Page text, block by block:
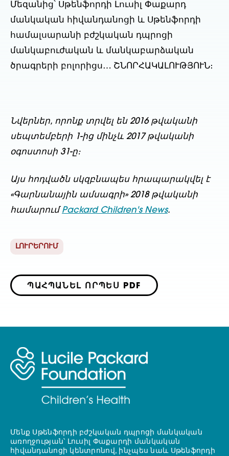
Մեզանից՝ Սթենֆորդի Լուսիլ Փաքարդ
մանկական հիվանդանոցի և Սթենֆորդի
համալսարանի բժշկական դպրոցի
մանկաբուժական և մանկաբարձական
ծրագրերի բոլորիցս… ՇՆՈՐՀԱԿԱԼՈՒԹՅՈՒՆ։
Նվերներ, որոնք տրվել են 2016 թվականի
սեպտեմբերի 1-ից մինչև 2017 թվականի
օգոստոսի 31-ը։
Այս հոդվածն սկզբնապես հրապարակվել է
«Գարնանային ամսագրի» 2018 թվականի
համարում Packard Children's News.
ԼՈՒՐԵՐՈՒՄ
ՊԱՀՊԱՆԵԼ ՈՐՊԵՍ PDF
Մենք Սթենֆորդի բժշկական դպրոցի մանկական
առողջության՝ Լուսիլ Փաքարդի մանկական
հիվանդանոցի կենտրոնով, ինչպես նաև Սթենֆորդի